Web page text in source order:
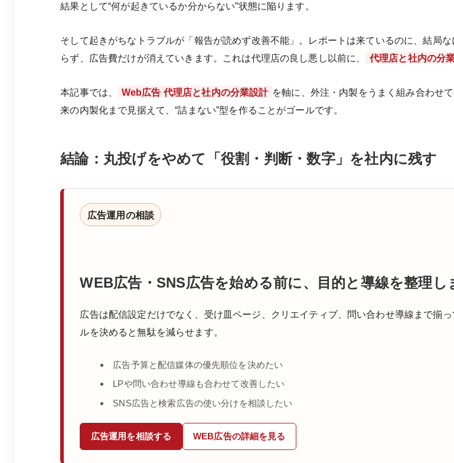
結果として“何が起きているか分からない”状態に陥ります。
そして起きがちなトラブルが「報告が読めず改善不能」。レポートは来ているのに、結局
らず、広告費だけが消えていきます。これは代理店の良し悪し以前に、
代理店と社内の分
本記事では、 Web広告 代理店と社内の分業設計 を軸に、外注・内製をうまく組み合わせ
来の内製化まで見据えて、“詰まない”型を作ることがゴールです。
結論：丸投げをやめて「役割・判断・数字」を社内に残す
広告運用の相談
WEB広告・SNS広告を始める前に、目的と導線を整理し
広告は配信設定だけでなく、受け皿ページ、クリエイティブ、問い合わせ導線まで揃
ルを決めると無駄を減らせます。
広告予算と配信媒体の優先順位を決めたい
LPや問い合わせ導線も合わせて改善したい
SNS広告と検索広告の使い分けを相談したい
広告運用を相談する WEB広告の詳細を見る